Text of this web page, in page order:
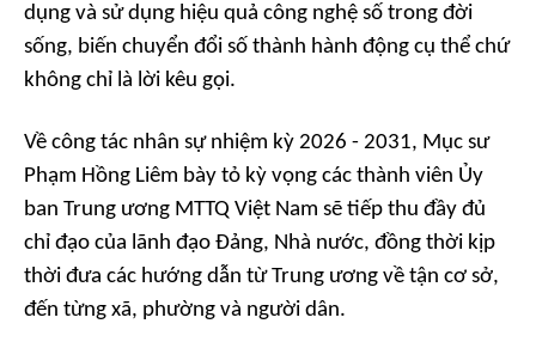
dụng và sử dụng hiệu quả công nghệ số trong đời
sống, biến chuyển đổi số thành hành động cụ thể chứ
không chỉ là lời kêu gọi.
Về công tác nhân sự nhiệm kỳ 2026 - 2031, Mục sư
Phạm Hồng Liêm bày tỏ kỳ vọng các thành viên Ủy
ban Trung ương MTTQ Việt Nam sẽ tiếp thu đầy đủ
chỉ đạo của lãnh đạo Đảng, Nhà nước, đồng thời kịp
thời đưa các hướng dẫn từ Trung ương về tận cơ sở,
đến từng xã, phường và người dân.